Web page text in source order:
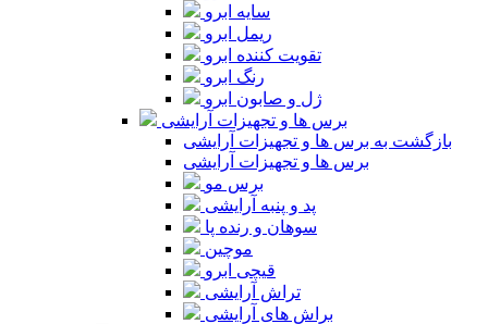
سایه ابرو
ریمل ابرو
تقویت کننده ابرو
رنگ ابرو
ژل و صابون ابرو
برس ها و تجهیزات آرایشی
بازگشت به برس ها و تجهیزات آرایشی
برس ها و تجهیزات آرایشی
برس مو
پد و پنبه آرایشی
سوهان و رنده پا
موچین
قیچی ابرو
تراش آرایشی
براش های آرایشی